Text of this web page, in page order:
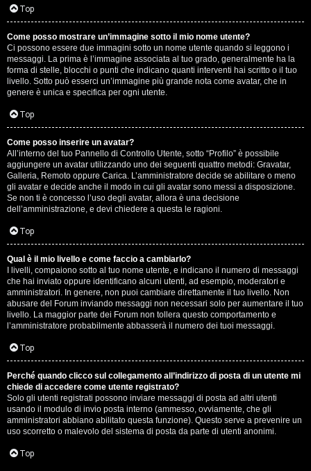
Top
Come posso mostrare un’immagine sotto il mio nome utente?
Ci possono essere due immagini sotto un nome utente quando si leggono i
messaggi. La prima è l’immagine associata al tuo grado, generalmente ha la
forma di stelle, blocchi o punti che indicano quanti interventi hai scritto o il tuo
livello. Sotto può esserci un’immagine più grande nota come avatar, che in
genere è unica e specifica per ogni utente.
Top
Come posso inserire un avatar?
All’interno del tuo Pannello di Controllo Utente, sotto “Profilo” è possibile
aggiungere un avatar utilizzando uno dei seguenti quattro metodi: Gravatar,
Galleria, Remoto oppure Carica. L’amministratore decide se abilitare o meno
gli avatar e decide anche il modo in cui gli avatar sono messi a disposizione.
Se non ti è concesso l’uso degli avatar, allora è una decisione
dell’amministrazione, e devi chiedere a questa le ragioni.
Top
Qual è il mio livello e come faccio a cambiarlo?
I livelli, compaiono sotto al tuo nome utente, e indicano il numero di messaggi
che hai inviato oppure identificano alcuni utenti, ad esempio, moderatori e
amministratori. In genere, non puoi cambiare direttamente il tuo livello. Non
abusare del Forum inviando messaggi non necessari solo per aumentare il tuo
livello. La maggior parte dei Forum non tollera questo comportamento e
l’amministratore probabilmente abbasserà il numero dei tuoi messaggi.
Top
Perché quando clicco sul collegamento all’indirizzo di posta di un utente mi
chiede di accedere come utente registrato?
Solo gli utenti registrati possono inviare messaggi di posta ad altri utenti
usando il modulo di invio posta interno (ammesso, ovviamente, che gli
amministratori abbiano abilitato questa funzione). Questo serve a prevenire un
uso scorretto o malevolo del sistema di posta da parte di utenti anonimi.
Top
G
i
g
i
D
’
A
g
o
s
t
i
n
o
P
l
a
n
e
t